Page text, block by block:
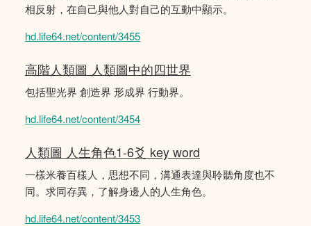
相反射，在自己與他人對自己的互動中顯示。
hd.life64.net/content/3455
高階人類圖 人類圖中的四世界
包括聖光界 創造界 形成界 行動界。
hd.life64.net/content/3454
人類圖 人生角色1-6爻 key word
一樣米養百樣人，思想不同，溝通表達與聆聽角度也不
同。求同存異，了解身邊人的人生角色。
hd.life64.net/content/3453